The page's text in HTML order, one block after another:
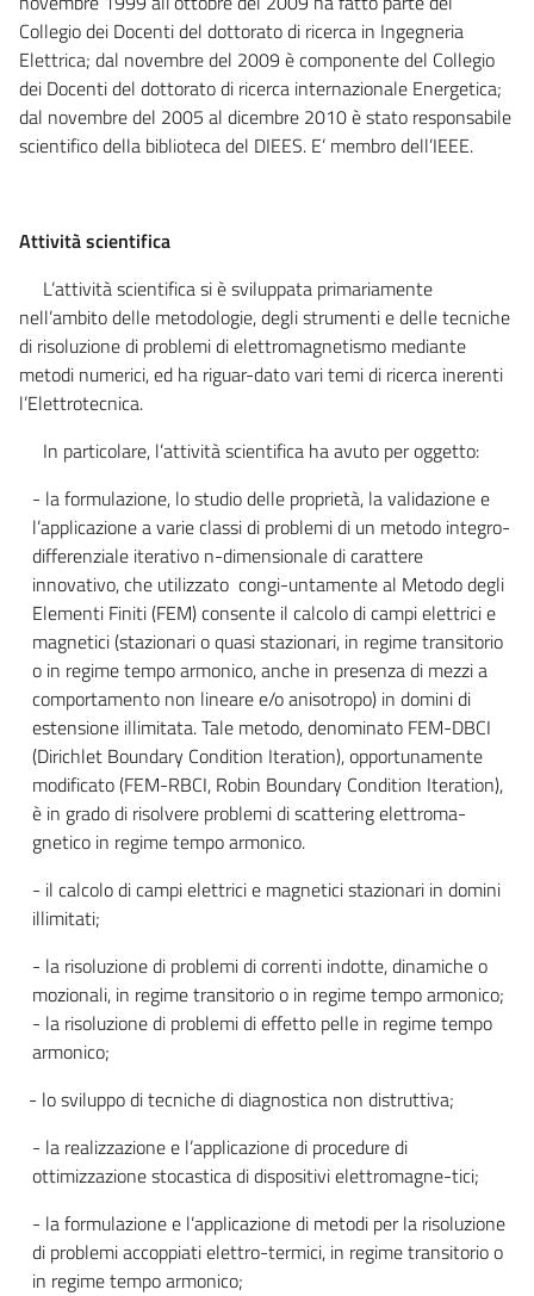
Collegio dei Docenti del dottorato di ricerca in Ingegneria
Elettrica; dal novembre del 2009 è componente del Collegio
dei Docenti del dottorato di ricerca internazionale Energetica;
dal novembre del 2005 al dicembre 2010 è stato responsabile
scientifico della biblioteca del DIEES. E’ membro dell’IEEE.
Attività scientifica
L’attività scientifica si è sviluppata primariamente
nell’ambito delle metodologie, degli strumenti e delle tecniche
di risoluzione di problemi di elettromagnetismo mediante
metodi numerici, ed ha riguar-dato vari temi di ricerca inerenti
l’Elettrotecnica.
In particolare, l’attività scientifica ha avuto per oggetto:
- la formulazione, lo studio delle proprietà, la validazione e
l’applicazione a varie classi di problemi di un metodo integro-
differenziale iterativo n-dimensionale di carattere
innovativo, che utilizzato congi-untamente al Metodo degli
Elementi Finiti (FEM) consente il calcolo di campi elettrici e
magnetici (stazionari o quasi stazionari, in regime transitorio
o in regime tempo armonico, anche in presenza di mezzi a
comportamento non lineare e/o anisotropo) in domini di
estensione illimitata. Tale metodo, denominato FEM-DBCI
(Dirichlet Boundary Condition Iteration), opportunamente
modificato (FEM-RBCI, Robin Boundary Condition Iteration),
è in grado di risolvere problemi di scattering elettroma-
gnetico in regime tempo armonico.
- il calcolo di campi elettrici e magnetici stazionari in domini
illimitati;
- la risoluzione di problemi di correnti indotte, dinamiche o
mozionali, in regime transitorio o in regime tempo armonico;
- la risoluzione di problemi di effetto pelle in regime tempo
armonico;
- lo sviluppo di tecniche di diagnostica non distruttiva;
- la realizzazione e l’applicazione di procedure di
ottimizzazione stocastica di dispositivi elettromagne-tici;
- la formulazione e l’applicazione di metodi per la risoluzione
di problemi accoppiati elettro-termici, in regime transitorio o
in regime tempo armonico;